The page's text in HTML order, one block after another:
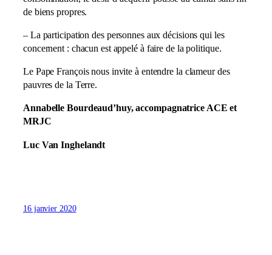
de biens propres.
– La participation des personnes aux décisions qui les
concernent : chacun est appelé à faire de la politique.
Le Pape François nous invite à entendre la clameur des
pauvres de la Terre.
Annabelle Bourdeaud’huy, accompagnatrice ACE et
MRJC
Luc Van Inghelandt
16 janvier 2020